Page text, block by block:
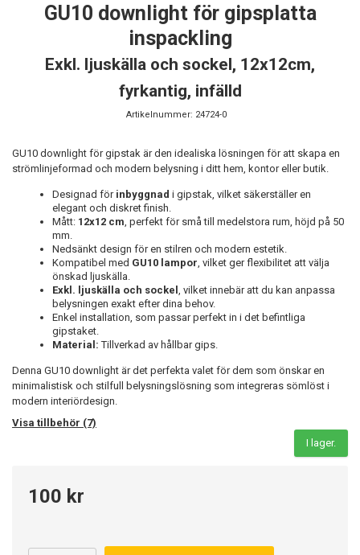
GU10 downlight för gipsplatta
inspackling
Exkl. ljuskälla och sockel, 12x12cm,
fyrkantig, infälld
Artikelnummer: 24724-0
GU10 downlight för gipstak är den idealiska lösningen för att skapa en
strömlinjeformad och modern belysning i ditt hem, kontor eller butik.
Designad för inbyggnad i gipstak, vilket säkerställer en
elegant och diskret finish.
Mått: 12x12 cm , perfekt för små till medelstora rum, höjd på 50
mm.
Nedsänkt design för en stilren och modern estetik.
Kompatibel med GU10 lampor , vilket ger flexibilitet att välja
önskad ljuskälla.
Exkl. ljuskälla och sockel
, vilket innebär att du kan anpassa
belysningen exakt efter dina behov.
Enkel installation, som passar perfekt in i det befintliga
gipstaket.
Material: Tillverkad av hållbar gips.
Denna GU10 downlight är det perfekta valet för dem som önskar en
minimalistisk och stilfull belysningslösning som integreras sömlöst i
modern interiördesign.
Visa tillbehör (7)
I lager.
100 kr